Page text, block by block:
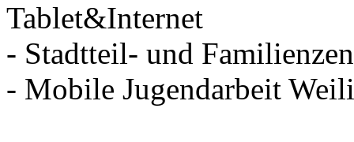
Tablet&Internet
- Stadtteil- und
- Mobile Jugendarbeit